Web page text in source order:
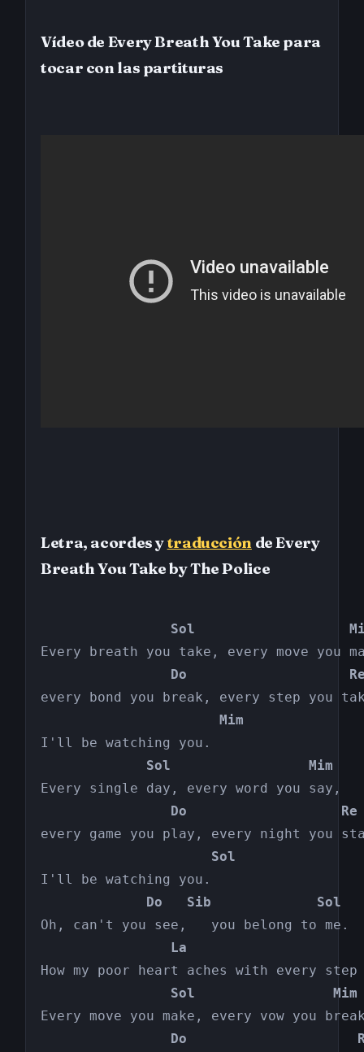
Vídeo de Every Breath You Take para
tocar con las partituras
Letra, acordes ytraducción de Every
Breath You Take by The Police
Sol
Do
                      Mim
             Sol                 Mim
                Do                   Re
                     Sol
             Do   Sib             Sol
La
                Sol                 Mim
Do